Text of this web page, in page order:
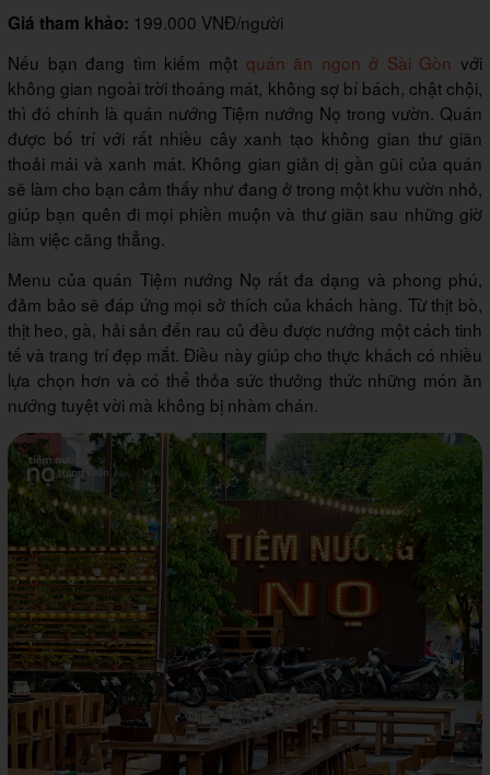
Giá tham khảo: 199.000 VNĐ/người
Nếu bạn đang tìm kiếm một quán ăn ngon ở Sài Gòn với
không gian ngoài trời thoáng mát, không sợ bí bách, chật chội,
thì đó chính là quán nướng Tiệm nướng Nọ trong vườn. Quán
được bố trí với rất nhiều cây xanh tạo không gian thư giãn
thoải mái và xanh mát. Không gian giản dị gần gũi của quán
sẽ làm cho bạn cảm thấy như đang ở trong một khu vườn nhỏ,
giúp bạn quên đi mọi phiền muộn và thư giãn sau những giờ
làm việc căng thẳng.
Menu của quán Tiệm nướng Nọ rất đa dạng và phong phú,
đảm bảo sẽ đáp ứng mọi sở thích của khách hàng. Từ thịt bò,
thịt heo, gà, hải sản đến rau củ đều được nướng một cách tinh
tế và trang trí đẹp mắt. Điều này giúp cho thực khách có nhiều
lựa chọn hơn và có thể thỏa sức thưởng thức những món ăn
nướng tuyệt vời mà không bị nhàm chán.